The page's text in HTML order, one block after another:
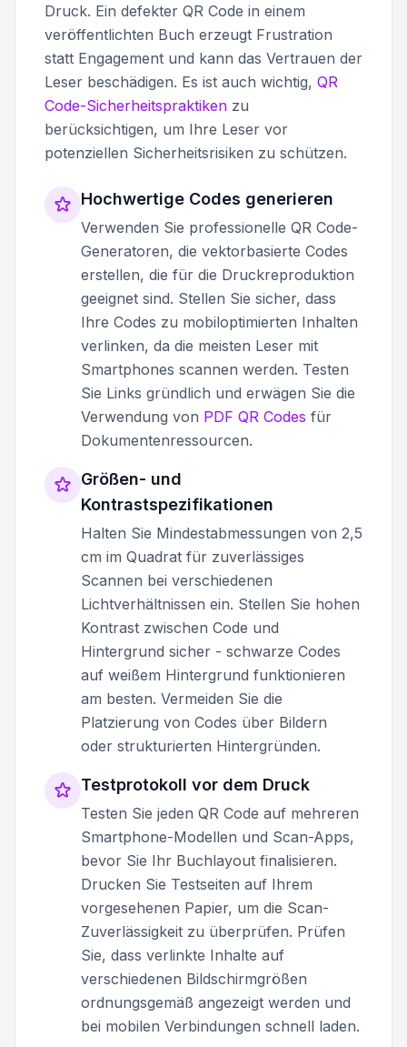
Druck. Ein defekter QR Code in einem
veröffentlichten Buch erzeugt Frustration
statt Engagement und kann das Vertrauen der
Leser beschädigen. Es ist auch wichtig, QR
Code-Sicherheitspraktiken zu
berücksichtigen, um Ihre Leser vor
potenziellen Sicherheitsrisiken zu schützen.
Hochwertige Codes generieren
Verwenden Sie professionelle QR Code-
Generatoren, die vektorbasierte Codes
erstellen, die für die Druckreproduktion
geeignet sind. Stellen Sie sicher, dass
Ihre Codes zu mobiloptimierten Inhalten
verlinken, da die meisten Leser mit
Smartphones scannen werden. Testen
Sie Links gründlich und erwägen Sie die
Verwendung von PDF QR Codes für
Dokumentenressourcen.
Größen- und
Kontrastspezifikationen
Halten Sie Mindestabmessungen von 2,5
cm im Quadrat für zuverlässiges
Scannen bei verschiedenen
Lichtverhältnissen ein. Stellen Sie hohen
Kontrast zwischen Code und
Hintergrund sicher - schwarze Codes
auf weißem Hintergrund funktionieren
am besten. Vermeiden Sie die
Platzierung von Codes über Bildern
oder strukturierten Hintergründen.
Testprotokoll vor dem Druck
Testen Sie jeden QR Code auf mehreren
Smartphone-Modellen und Scan-Apps,
bevor Sie Ihr Buchlayout finalisieren.
Drucken Sie Testseiten auf Ihrem
vorgesehenen Papier, um die Scan-
Zuverlässigkeit zu überprüfen. Prüfen
Sie, dass verlinkte Inhalte auf
verschiedenen Bildschirmgrößen
ordnungsgemäß angezeigt werden und
bei mobilen Verbindungen schnell laden.